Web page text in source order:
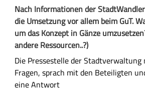
Nach Informationen der
die Umsetzung vor allem beim GuT.
um das Konzept in Gänze
andere Ressourcen..?)
Die Pressestelle der Stadtverwaltung
Fragen, sprach mit den Beteiligten
eine Antwort